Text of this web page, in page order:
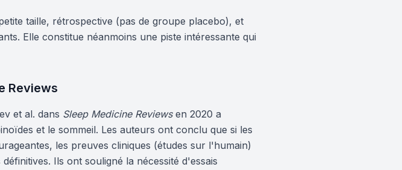
taille, rétrospective (pas de groupe placebo), et
Elle constitue néanmoins une piste intéressante qui
Reviews
et al. dans Sleep Medicine Reviewsen 2020 a
et le sommeil. Les auteurs ont conclu que si les
les preuves cliniques (études sur l'humain)
Ils ont souligné la nécessité d'essais